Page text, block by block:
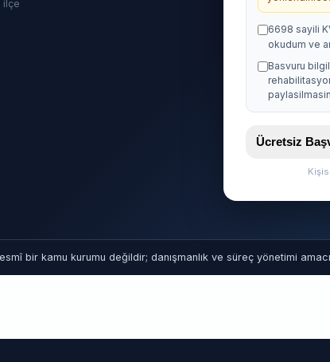
ilçe
6698 sayili
okudum ve
Basvuru
Ücretsiz
bir kamu kurumu değildir; danışmanlık ve süreç yönetimi